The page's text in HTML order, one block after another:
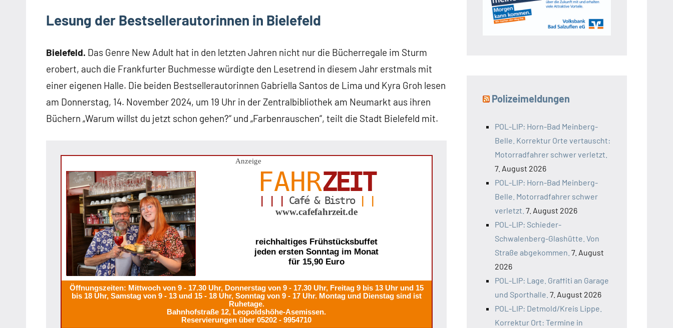
Lesung der Bestsellerautorinnen in Bielefeld
Bielefeld. Das Genre New Adult hat in den letzten Jahren nicht nur die Bücherregale im Sturm
erobert, auch die Frankfurter Buchmesse würdigte den Lesetrend in diesem Jahr erstmals mit
einer eigenen Halle. Die beiden Bestsellerautorinnen Gabriella Santos de Lima und Kyra Groh lesen
am Donnerstag, 14. November 2024, um 19 Uhr in der Zentralbibliothek am Neumarkt aus ihren
Büchern „Warum willst du jetzt schon gehen?“ und „Farbenrauschen“, teilt die Stadt Bielefeld mit.
Anzeige
FAHRZEIT
Café & Bistro| |
www.cafefahrzeit.de
reichhaltiges Frühstücksbuffet
jeden ersten Sonntag im Monat
für 15,90 Euro
Öffnungszeiten: Mittwoch von 9 - 17.30 Uhr, Donnerstag von 9 - 17.30 Uhr, Freitag 9 bis 13 Uhr und 15
bis 18 Uhr, Samstag von 9 - 13 und 15 - 18 Uhr, Sonntag von 9 - 17 Uhr. Montag und Dienstag sind ist
Ruhetage.
Bahnhofstraße 12, Leopoldshöhe-Asemissen.
Reservierungen über 05202 - 9954710
Polizeimeldungen
POL-LIP: Horn-Bad Meinberg-
Belle. Korrektur Orte vertauscht:
Motorradfahrer schwer verletzt.
7. August 2026
POL-LIP: Horn-Bad Meinberg-
Belle. Motorradfahrer schwer
verletzt. 7. August 2026
POL-LIP: Schieder-
Schwalenberg-Glashütte. Von
Straße abgekommen. 7. August
2026
POL-LIP: Lage. Graffiti an Garage
und Sporthalle. 7. August 2026
POL-LIP: Detmold/Kreis Lippe.
Korrektur Ort: Termine in